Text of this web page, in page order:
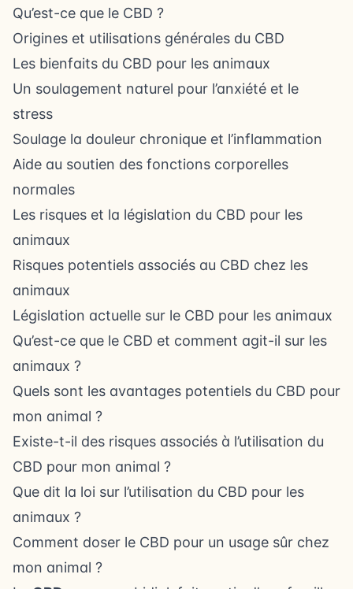
Qu’est-ce que le CBD ?
Origines et utilisations générales du CBD
Les bienfaits du CBD pour les animaux
Un soulagement naturel pour l’anxiété et le
stress
Soulage la douleur chronique et l’inflammation
Aide au soutien des fonctions corporelles
normales
Les risques et la législation du CBD pour les
animaux
Risques potentiels associés au CBD chez les
animaux
Législation actuelle sur le CBD pour les animaux
Qu’est-ce que le CBD et comment agit-il sur les
animaux ?
Quels sont les avantages potentiels du CBD pour
mon animal ?
Existe-t-il des risques associés à l’utilisation du
CBD pour mon animal ?
Que dit la loi sur l’utilisation du CBD pour les
animaux ?
Comment doser le CBD pour un usage sûr chez
mon animal ?